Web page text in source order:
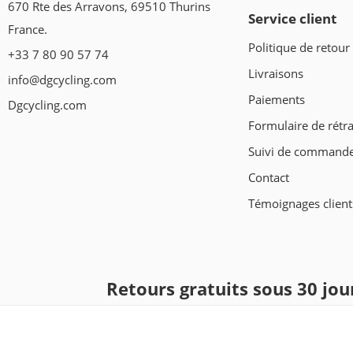
670 Rte des Arravons, 69510 Thurins
France.
+33 7 80 90 57 74
info@dgcycling.com
Dgcycling.com
Service client
Politique de retour
Livraisons
Paiements
Formulaire de
Suivi de
Contact
Témoignages
Retours gratuits sous 30